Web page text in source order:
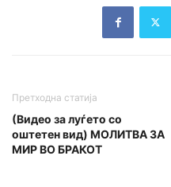
Претходна статија
(Видео за луѓето со
оштетен вид) МОЛИТВА ЗА
МИР ВО БРАКОТ